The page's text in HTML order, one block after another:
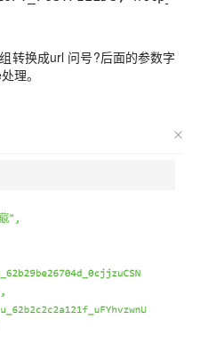
转换成url 问号?后面的参数字
理。